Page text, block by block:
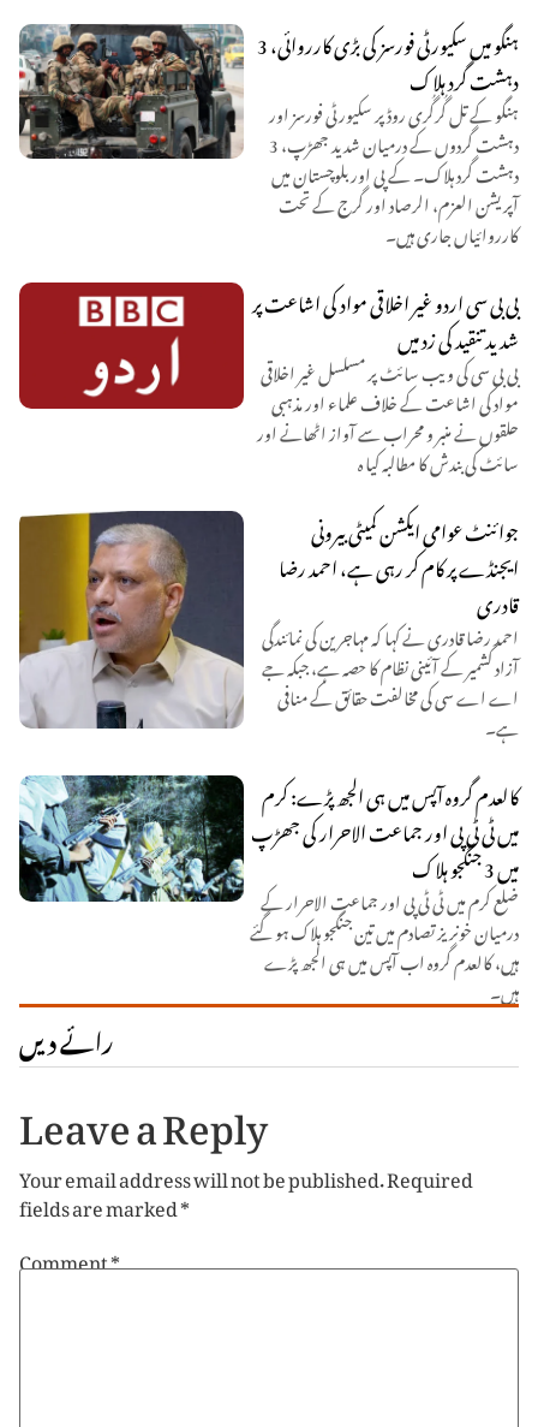
ہنگو میں سکیورٹی فورسز کی بڑی کارروائی، 3
دہشت گرد ہلاک
ہنگو کے تل گُرگُری روڈ پر سکیورٹی فورسز اور
دہشت گردوں کے درمیان شدید جھڑپ، 3
دہشت گرد ہلاک۔ کے پی اور بلوچستان میں
آپریشن العزم، الرصاد اور گرج کے تحت
کارروائیاں جاری ہیں۔
بی بی سی اردو غیر اخلاقی مواد کی اشاعت پر
شدید تنقید کی زد میں
بی بی سی کی ویب سائٹ پر مسلسل غیر اخلاقی
مواد کی اشاعت کے خلاف علماء اور مذہبی
حلقوں نے منبر و محراب سے آواز اٹھانے اور
سائٹ کی بندش کا مطالبہ کیا ہ
جوائنٹ عوامی ایکشن کمیٹی بیرونی
ایجنڈے پر کام کر رہی ہے، احمد رضا
قادری
احمد رضا قادری نے کہا کہ مہاجرین کی نمائندگی
آزاد کشمیر کے آئینی نظام کا حصہ ہے، جبکہ جے
اے اے سی کی مخالفت حقائق کے منافی
ہے۔
کالعدم گروہ آپس میں ہی الجھ پڑے: کرم
میں ٹی ٹی پی اور جماعت الاحرار کی جھڑپ
میں 3 جنگجو ہلاک
ضلع کرم میں ٹی ٹی پی اور جماعت الاحرار کے
درمیان خونریز تصادم میں تین جنگجو ہلاک ہو گئے
ہیں، کالعدم گروہ اب آپس میں ہی الجھ پڑے
ہیں۔
رائے دیں
Leave a Reply
Your email address will not be published.Required
fields are marked*
Comment*